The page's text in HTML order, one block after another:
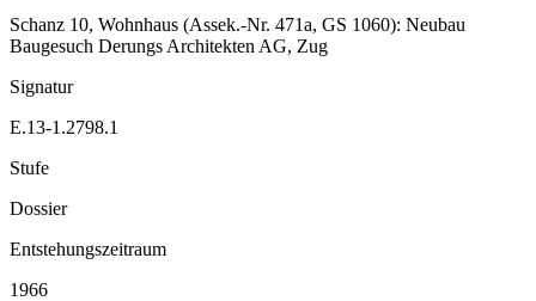
Schanz 10, Wohnhaus (Assek.-Nr. 471a, GS 1060): Neubau
Baugesuch Derungs Architekten AG, Zug
Signatur
E.13-1.2798.1
Stufe
Dossier
Entstehungszeitraum
1966